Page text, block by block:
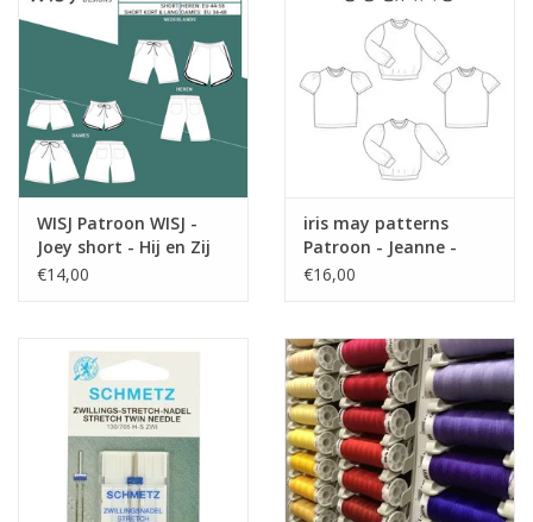
WISJ Patroon WISJ -
Joey short - Hij en Zij
€14,00
iris may patterns
Patroon - Jeanne -
shirt en trui
€16,00